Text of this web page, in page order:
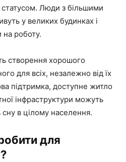
Люди з більшими
у великих будинках і
роботу.
створення хорошого
для всіх, незалежно від їх
підтримка, доступне житло
інфраструктури можуть
в цілому населення.
для